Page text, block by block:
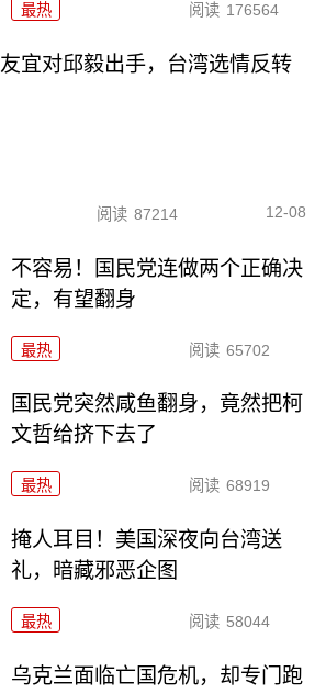
最热 阅读 176564
宜对邱毅出手，台湾选情反转
阅读 87214 12-08
不容易！国民党连做两个正确决
定，有望翻身
最热 阅读 65702
国民党突然咸鱼翻身，竟然把柯
文哲给挤下去了
最热 阅读 68919
掩人耳目！美国深夜向台湾送
礼，暗藏邪恶企图
最热 阅读 58044
乌克兰面临亡国危机，却专门跑